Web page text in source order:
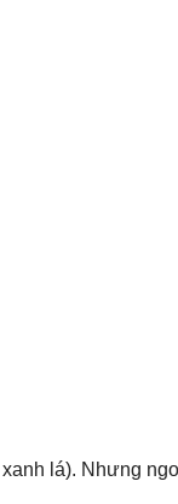
lá). Nhưng